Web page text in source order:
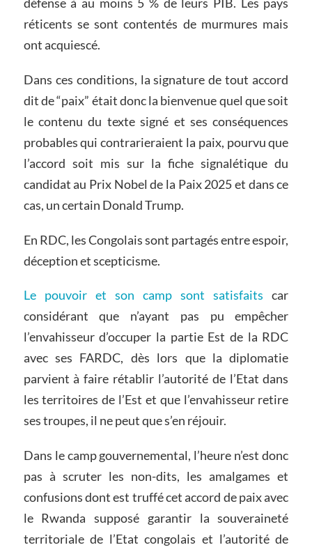
réticents se sont contentés de murmures mais
ont acquiescé.
Dans ces conditions, la signature de tout accord
dit de “paix” était donc la bienvenue quel que soit
le contenu du texte signé et ses conséquences
probables qui contrarieraient la paix, pourvu que
l’accord soit mis sur la fiche signalétique du
candidat au Prix Nobel de la Paix 2025 et dans ce
cas, un certain Donald Trump.
En RDC, les Congolais sont partagés entre espoir,
déception et scepticisme.
Le pouvoir et son camp sont satisfaits car
considérant que n’ayant pas pu empêcher
l’envahisseur d’occuper la partie Est de la RDC
avec ses FARDC, dès lors que la diplomatie
parvient à faire rétablir l’autorité de l’Etat dans
les territoires de l’Est et que l’envahisseur retire
ses troupes, il ne peut que s’en réjouir.
Dans le camp gouvernemental, l’heure n’est donc
pas à scruter les non-dits, les amalgames et
confusions dont est truffé cet accord de paix avec
le Rwanda supposé garantir la souveraineté
territoriale de l’Etat congolais et l’autorité de